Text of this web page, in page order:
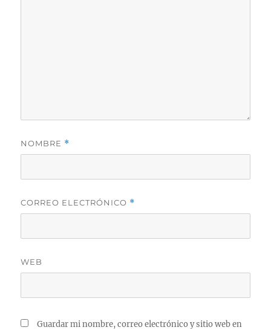
NOMBRE *
CORREO ELECTRÓNICO *
WEB
Guardar mi nombre, correo electrónico y sitio web en